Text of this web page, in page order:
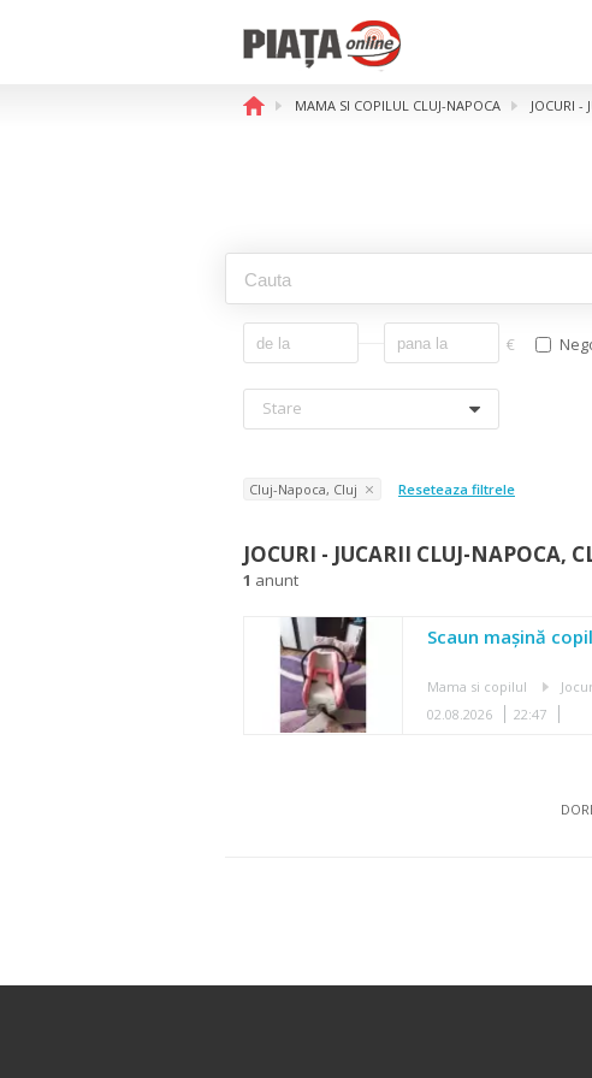
MAMA SI COPILUL CLUJ-NAPOCA JOCURI -
€
Stare
Cluj-Napoca, Cluj Reseteaza filtrele
JOCURI - JUCARII CLUJ-NAPOCA,
1 anunt
Scaun mașină copil
Mama si copilul
02.08.2026
22:47